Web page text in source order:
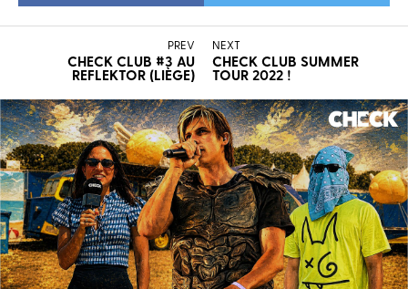
PREV
CHECK CLUB #3 AU
REFLEKTOR (LIÈGE)
NEXT
CHECK CLUB SUMMER
TOUR 2022 !